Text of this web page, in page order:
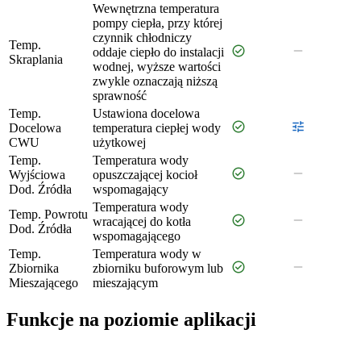
Temp.
Skraplania
Wewnętrzna temperatura
pompy ciepła, przy której
czynnik chłodniczy
oddaje ciepło do instalacji
wodnej, wyższe wartości
zwykle oznaczają niższą
sprawność
check_circle remove
Temp.
Docelowa
CWU
Ustawiona docelowa
temperatura ciepłej wody
użytkowej
check_circle tune
Temp.
Wyjściowa
Dod. Źródła
Temperatura wody
opuszczającej kocioł
wspomagający
check_circle remove
Temp. Powrotu
Dod. Źródła
Temperatura wody
wracającej do kotła
wspomagającego
check_circle remove
Temp.
Zbiornika
Mieszającego
Temperatura wody w
zbiorniku buforowym lub
mieszającym
check_circle remove
Funkcje na poziomie aplikacji